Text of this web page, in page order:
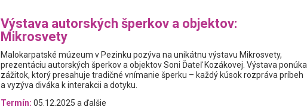
Výstava autorských šperkov a objektov:
Mikrosvety
Malokarpatské múzeum v Pezinku pozýva na unikátnu výstavu Mikrosvety,
prezentáciu autorských šperkov a objektov Soni Ďateľ Kozákovej. Výstava ponúka
zážitok, ktorý presahuje tradičné vnímanie šperku – každý kúsok rozpráva príbeh
a vyzýva diváka k interakcii a dotyku.
Termín: 05.12.2025 a ďalšie